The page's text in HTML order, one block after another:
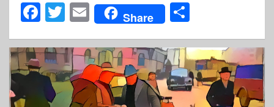
F
c
e
b
T
tt
er
E
m
ai
l
Share
ar
e